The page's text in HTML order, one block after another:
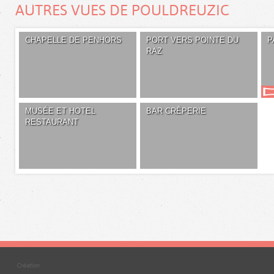
AUTRES VUES DE POULDREUZIC
CHAPELLE DE PENHORS
PORT VERS POINTE DU
RAZ
MUSÉE ET HOTEL
RESTAURANT
BAR CRÊPERIE